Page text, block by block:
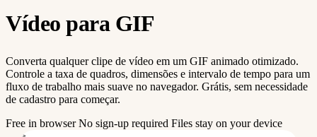
Vídeo para GIF
Converta qualquer clipe de vídeo em um GIF animado otimizado.
Controle a taxa de quadros, dimensões e intervalo de tempo para um
fluxo de trabalho mais suave no navegador. Grátis, sem necessidade
de cadastro para começar.
Free in browserNo sign-up required Files stay on your device